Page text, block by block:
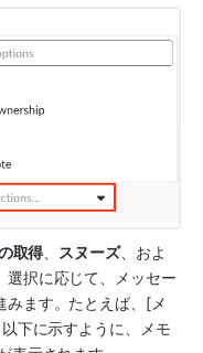
取得 スヌーズ、およ
選択に応じて、メッセー
みます。たとえば、[メ
下に示すように、メモ